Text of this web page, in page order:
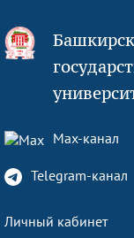
Max-канал
Telegram-канал
Личный кабинет